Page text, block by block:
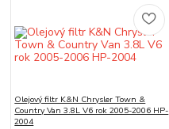
Olejový filtr K&N Chrysler Town &
Country Van 3.8L V6 rok 2005-2006 HP-
2004